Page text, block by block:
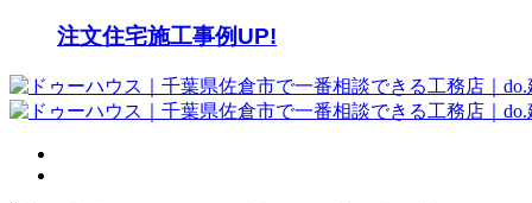
注文住宅施工事例UP!